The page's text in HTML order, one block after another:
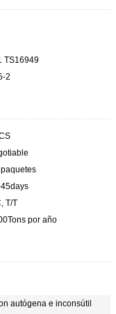
TS16949
2
T/T
por año
autógena e inconsútil